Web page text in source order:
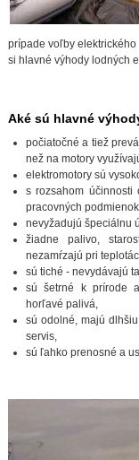
prípade voľby
si hlavné výhody lodných
Aké sú hlavné
počiatočné a tiež
než na motory
elektromotory sú
s rozsahom
pracovných podmienok,
nevyžadujú špeciálnu
žiadne palivo,
nezamŕzajú pri
sú tiché - nevydávajú
sú šetrné k prírode
horľavé palivá,
sú odolné, majú
servis,
sú ľahko prenosné a